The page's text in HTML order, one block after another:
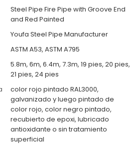
Steel Pipe Fire Pipe with Groove End
and Red Painted
Youfa Steel Pipe Manufacturer
ASTM A53, ASTM A795
5.8m, 6m, 6.4m, 7.3m, 19 pies, 20 pies,
21 pies, 24 pies
color rojo pintado RAL3000,
galvanizado y luego pintado de
color rojo, color negro pintado,
recubierto de epoxi, lubricado
antioxidante o sin tratamiento
superficial